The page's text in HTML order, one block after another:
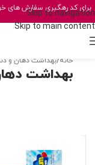
Skip to navigation
Skip to main content
برای کد رهگیری سفارش های
خانه/بهداشت دهان و
بهداشت